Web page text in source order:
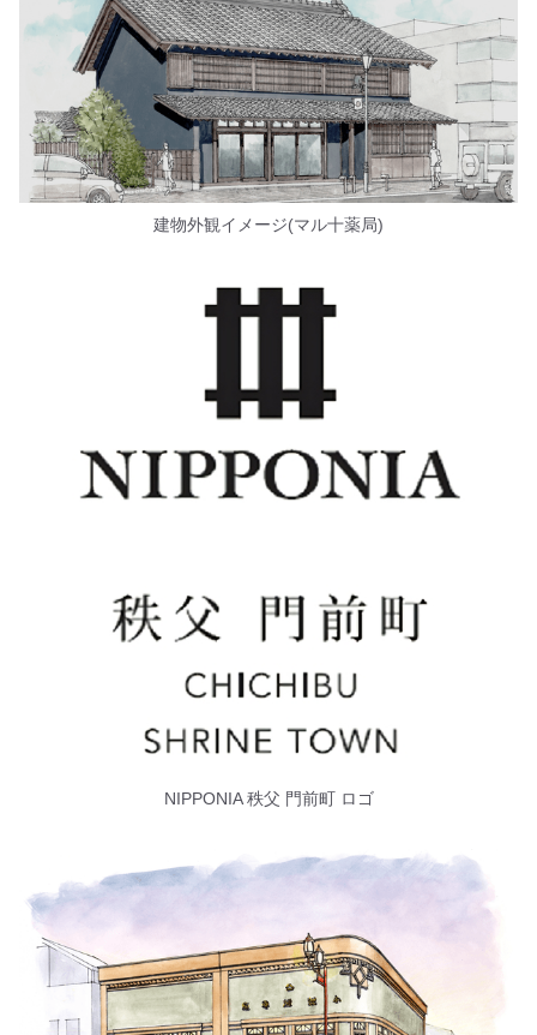
建物外観イメージ(マル十薬局)
NIPPONIA 秩父 門前町 ロゴ